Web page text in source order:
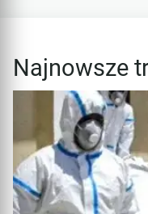
Najnowsze